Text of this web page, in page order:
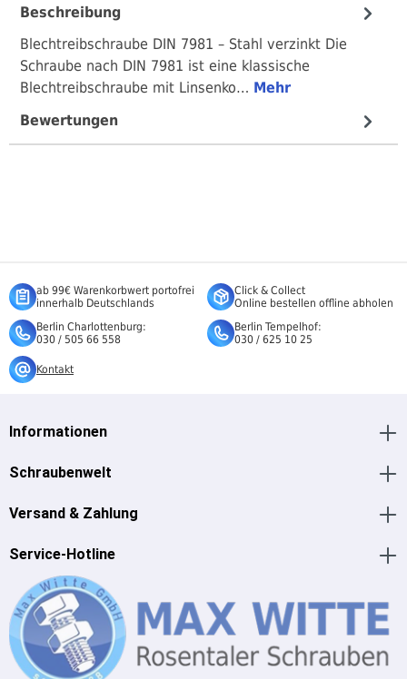
Beschreibung
Blechtreibschraube DIN 7981 – Stahl verzinkt Die
Schraube nach DIN 7981 ist eine klassische
Blechtreibschraube mit Linsenko… Mehr
Bewertungen
ab 99€ Warenkorbwert portofrei
innerhalb Deutschlands
Click & Collect
Online bestellen offline abholen
Berlin Charlottenburg:
030 / 505 66 558
Berlin Tempelhof:
030 / 625 10 25
Kontakt
Informationen
Schraubenwelt
Versand & Zahlung
Service-Hotline